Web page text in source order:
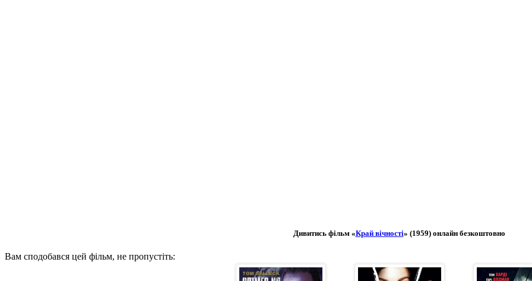
Дивитись фільм «Край вічності» (1959) онлайн безкоштовно
Вам сподобався цей фільм, не пропустіть: